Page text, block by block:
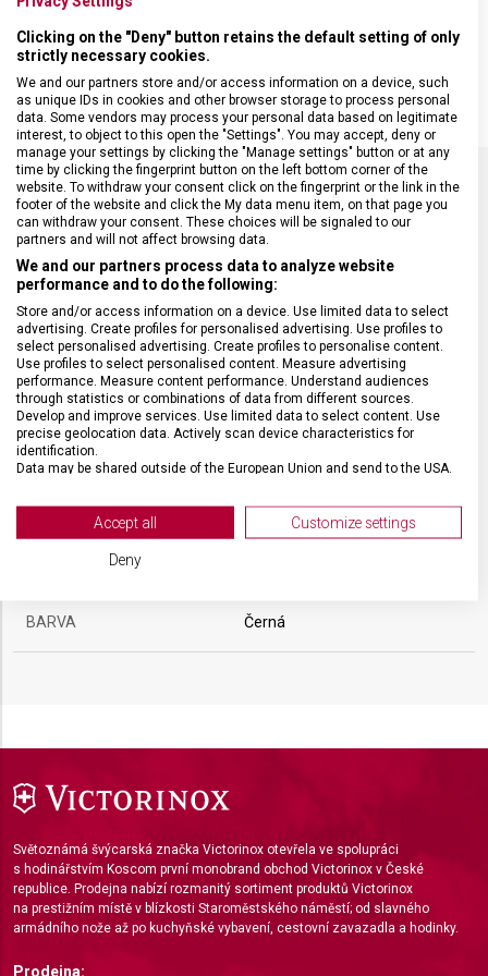
Blok na nože z polyamidu s nylonovými štětinami v černém
provedení vhodný do každé domácnosti.
SPECIFIKACE PRODUKTU
DRUH ZBOŽÍ Kuchyňské vybavení
ZÁRUKA 24 měsíců
HMOTNOST
VELIKOST 24,2 x 17,9 x 9,6 cm
BARVA Černá
Světoznámá švýcarská značka Victorinox otevřela ve spolupráci
s hodinářstvím Koscom první monobrand obchod Victorinox v České
republice. Prodejna nabízí rozmanitý sortiment produktů Victorinox
na prestižním místě v blízkosti Staroměstského náměstí; od slavného
armádního nože až po kuchyňské vybavení, cestovní zavazadla a hodinky.
Prodejna:
Clicking on the "Deny" button retains the default setting of only
strictly necessary cookies.
We and our partners store and/or access information on a device, such
as unique IDs in cookies and other browser storage to process personal
data. Some vendors may process your personal data based on legitimate
interest, to object to this open the "Settings". You may accept, deny or
manage your settings by clicking the "Manage settings" button or at any
time by clicking the fingerprint button on the left bottom corner of the
website. To withdraw your consent click on the fingerprint or the link in the
footer of the website and click the My data menu item, on that page you
can withdraw your consent. These choices will be signaled to our
partners and will not affect browsing data.
We and our partners process data to analyze website
performance and to do the following:
Store and/or access information on a device. Use limited data to select
advertising. Create profiles for personalised advertising. Use profiles to
select personalised advertising. Create profiles to personalise content.
Use profiles to select personalised content. Measure advertising
performance. Measure content performance. Understand audiences
through statistics or combinations of data from different sources.
Develop and improve services. Use limited data to select content. Use
precise geolocation data. Actively scan device characteristics for
identification.
Data may be shared outside of the European Union and send to the USA.
View Partner List (2 IAB Vendors)
We use your data for the following purposes:
Store and/or access information on a device
Use limited data to select advertising
Create profiles to personalise content
Use profiles to select personalised content
Measure advertising performance
Measure content performance
Accept all Customize settings
Deny